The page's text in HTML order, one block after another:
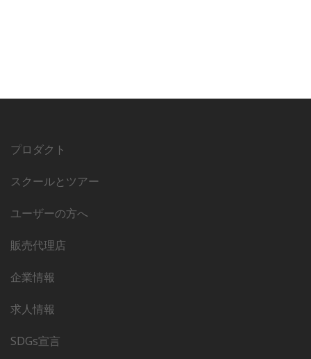
プロダクト
スクールとツアー
ユーザーの方へ
販売代理店
企業情報
求人情報
SDGs宣言